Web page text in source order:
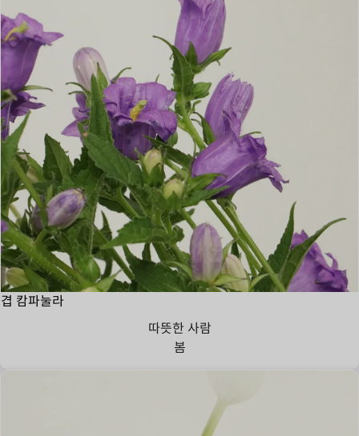
겹 캄파눌라
따뜻한 사람
봄